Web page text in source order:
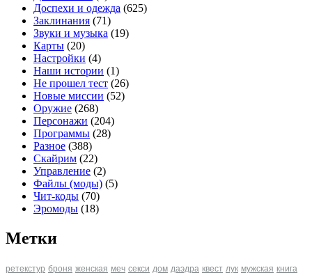
Доспехи и одежда (625)
Заклинания (71)
Звуки и музыка (19)
Карты (20)
Настройки (4)
Наши истории (1)
Не прошел тест (26)
Новые миссии (52)
Оружие (268)
Персонажи (204)
Программы (28)
Разное (388)
Скайрим (22)
Управление (2)
Файлы (моды) (5)
Чит-коды (70)
Эромоды (18)
Метки
ретекстур броня женская меч секси дом даэдра квест лук мужская книга